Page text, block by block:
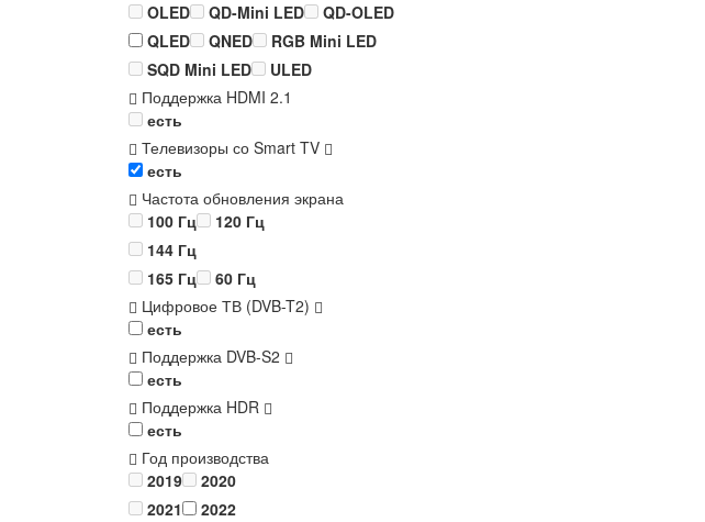
OLED
QD-Mini LED
QD-OLED
QLED
QNED
RGB Mini LED
SQD Mini LED
ULED
Поддержка HDMI 2.1
есть
Телевизоры со Smart TV
есть
Частота обновления экрана
100 Гц
120 Гц
144 Гц
165 Гц
60 Гц
Цифровое ТВ (DVB-T2)
есть
Поддержка DVB-S2
есть
Поддержка HDR
есть
Год производства
2019
2020
2021
2022